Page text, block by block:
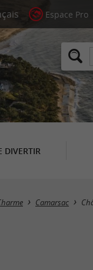
Espace Pro
DIVERTIR
Camarsac